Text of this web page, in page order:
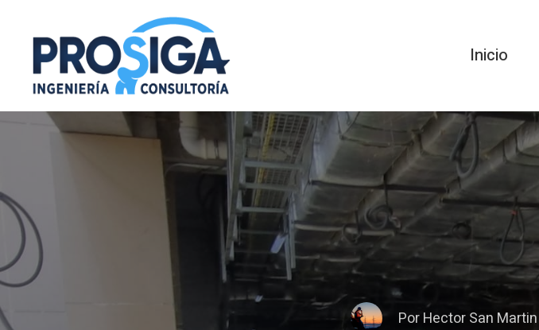
Inicio
PorHector San Martin